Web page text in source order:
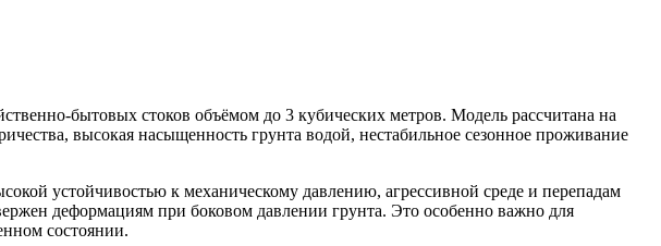
бытовых стоков объёмом до 3 кубических метров. Модель рассчитана на
высокая насыщенность грунта водой, нестабильное сезонное проживание
устойчивостью к механическому давлению, агрессивной среде и перепадам
деформациям при боковом давлении грунта. Это особенно важно для
состоянии.